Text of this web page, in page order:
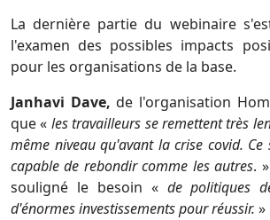
La dernière partie du webinaire
l'examen des possibles impacts
pour les organisations de la base.
Janhavi Dave, de l'organisation
que « les travailleurs se remettent très
même niveau qu'avant la crise covid. Ce
capable de rebondir comme les autres.
souligné le besoin « de politiques
d'énormes investissements pour réussir. »